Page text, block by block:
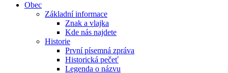
Obec
Základní informace
Znak a vlajka
Kde nás najdete
Historie
První písemná zpráva
Historická pečeť
Legenda o názvu